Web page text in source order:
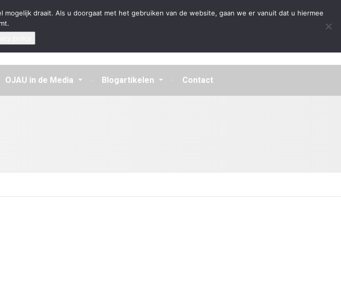
Algemene Voorwaarden Disclaimer Privacybeleid
OJAU in de Media Blogartikelen Contact
draait. Als u doorgaat met het gebruiken van de website, gaan we er vanuit dat u hiermee